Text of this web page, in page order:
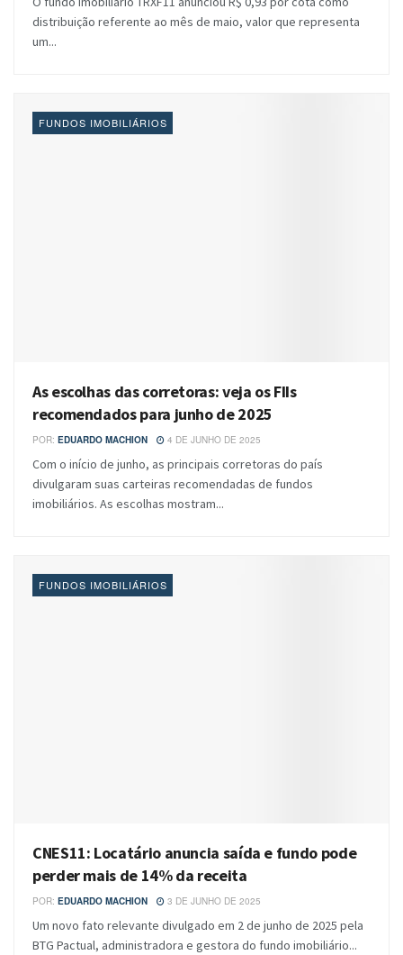
distribuição referente ao mês de maio, valor que representa
um...
FUNDOS IMOBILIÁRIOS
As escolhas das corretoras: veja os FIIs
recomendados para junho de 2025
POR: EDUARDO MACHION 4 DE JUNHO DE 2025
Com o início de junho, as principais corretoras do país
divulgaram suas carteiras recomendadas de fundos
imobiliários. As escolhas mostram...
FUNDOS IMOBILIÁRIOS
CNES11: Locatário anuncia saída e fundo pode
perder mais de 14% da receita
POR: EDUARDO MACHION 3 DE JUNHO DE 2025
Um novo fato relevante divulgado em 2 de junho de 2025 pela
BTG Pactual, administradora e gestora do fundo imobiliário...